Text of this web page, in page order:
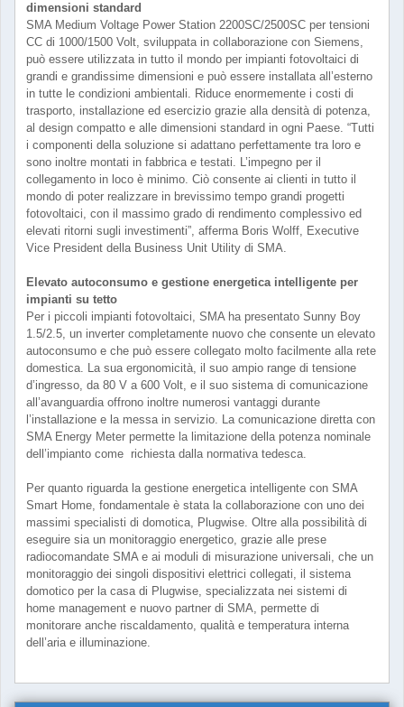
dimensioni standard
SMA Medium Voltage Power Station 2200SC/2500SC per tensioni
CC di 1000/1500 Volt, sviluppata in collaborazione con Siemens,
può essere utilizzata in tutto il mondo per impianti fotovoltaici di
grandi e grandissime dimensioni e può essere installata all’esterno
in tutte le condizioni ambientali. Riduce enormemente i costi di
trasporto, installazione ed esercizio grazie alla densità di potenza,
al design compatto e alle dimensioni standard in ogni Paese. “Tutti
i componenti della soluzione si adattano perfettamente tra loro e
sono inoltre montati in fabbrica e testati. L’impegno per il
collegamento in loco è minimo. Ciò consente ai clienti in tutto il
mondo di poter realizzare in brevissimo tempo grandi progetti
fotovoltaici, con il massimo grado di rendimento complessivo ed
elevati ritorni sugli investimenti”, afferma Boris Wolff, Executive
Vice President della Business Unit Utility di SMA.
Elevato autoconsumo e gestione energetica intelligente per
impianti su tetto
Per i piccoli impianti fotovoltaici, SMA ha presentato Sunny Boy
1.5/2.5, un inverter completamente nuovo che consente un elevato
autoconsumo e che può essere collegato molto facilmente alla rete
domestica. La sua ergonomicità, il suo ampio range di tensione
d’ingresso, da 80 V a 600 Volt, e il suo sistema di comunicazione
all’avanguardia offrono inoltre numerosi vantaggi durante
l’installazione e la messa in servizio. La comunicazione diretta con
SMA Energy Meter permette la limitazione della potenza nominale
dell’impianto come richiesta dalla normativa tedesca.
Per quanto riguarda la gestione energetica intelligente con SMA
Smart Home, fondamentale è stata la collaborazione con uno dei
massimi specialisti di domotica, Plugwise. Oltre alla possibilità di
eseguire sia un monitoraggio energetico, grazie alle prese
radiocomandate SMA e ai moduli di misurazione universali, che un
monitoraggio dei singoli dispositivi elettrici collegati, il sistema
domotico per la casa di Plugwise, specializzata nei sistemi di
home management e nuovo partner di SMA, permette di
monitorare anche riscaldamento, qualità e temperatura interna
dell’aria e illuminazione.